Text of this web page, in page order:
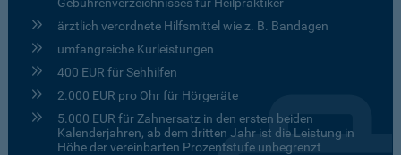
ärztlich verordnete Hilfsmittel wie z. B. Bandagen
umfangreiche Kurleistungen
400 EUR für Sehhilfen
2.000 EUR pro Ohr für Hörgeräte
5.000 EUR für Zahnersatz in den ersten beiden
Kalenderjahren, ab dem dritten Jahr ist die Leistung in
Höhe der vereinbarten Prozentstufe unbegrenzt